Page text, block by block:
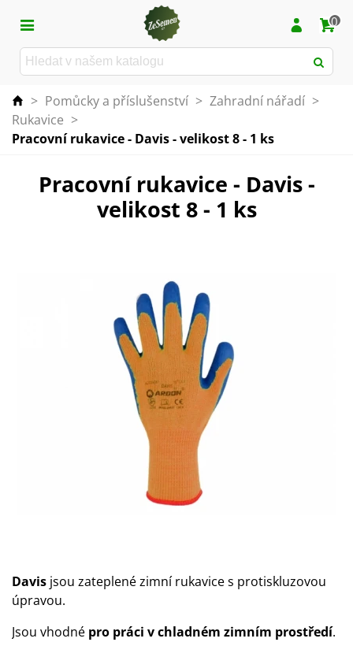
0
> Pomůcky a příslušenství > Zahradní nářadí >
Rukavice >
Pracovní rukavice - Davis - velikost 8 - 1 ks
Pracovní rukavice - Davis -
velikost 8 - 1 ks
Davis jsou zateplené zimní rukavice s protiskluzovou
úpravou.
Jsou vhodné pro práci v chladném zimním prostředí.